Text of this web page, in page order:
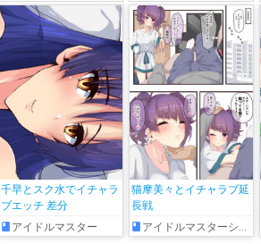
千早とスク水でイチャラ
ブエッチ 差分
アイドルマスター
猫摩美々とイチャラブ延
長戦
アイドルマスターシャイニーカラーズ